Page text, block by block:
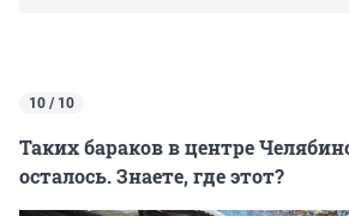
10 / 10
Таких бараков в центре
осталось. Знаете, где этот?